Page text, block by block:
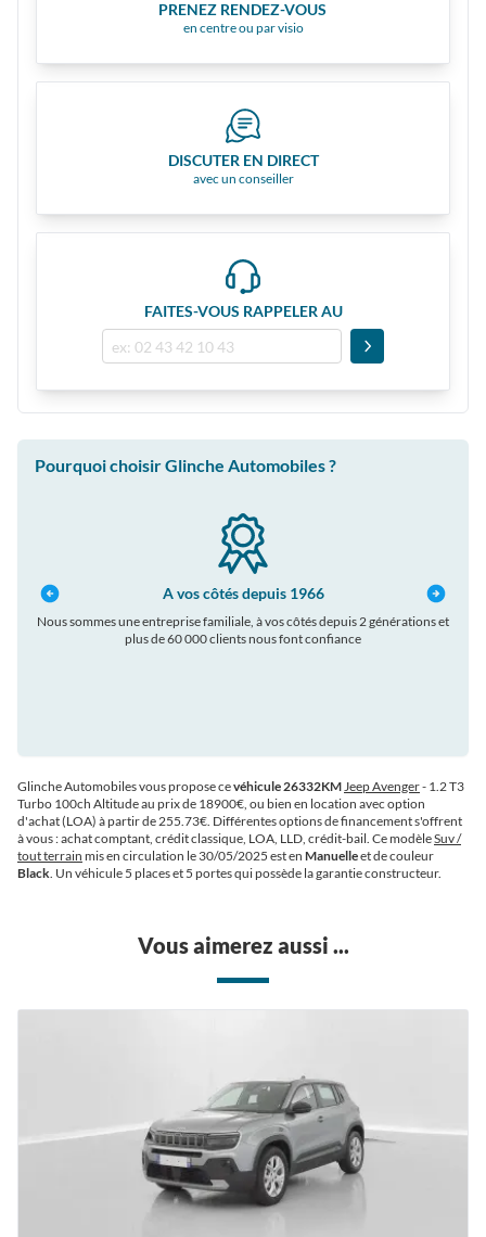
PRENEZ RENDEZ-VOUS
en centre ou par visio
DISCUTER EN DIRECT
avec un conseiller
FAITES-VOUS RAPPELER AU
Pourquoi choisir Glinche Automobiles ?
A vos côtés depuis 1966
Nous sommes une entreprise familiale, à vos côtés depuis 2 générations et
plus de 60 000 clients nous font confiance
Glinche Automobiles vous propose cevéhicule 26332KMJeep Avenger- 1.2 T3
Turbo 100ch Altitude au prix de 18900€, ou bien en location avec option
d'achat (LOA) à partir de 255.73€. Différentes options de financement s'offrent
à vous : achat comptant, crédit classique, LOA, LLD, crédit-bail. Ce modèleSuv /
tout terrain mis en circulation le 30/05/2025 est en Manuelleet de couleur
Black. Un véhicule 5 places et 5 portes qui possède la garantie constructeur.
Vous aimerez aussi ...